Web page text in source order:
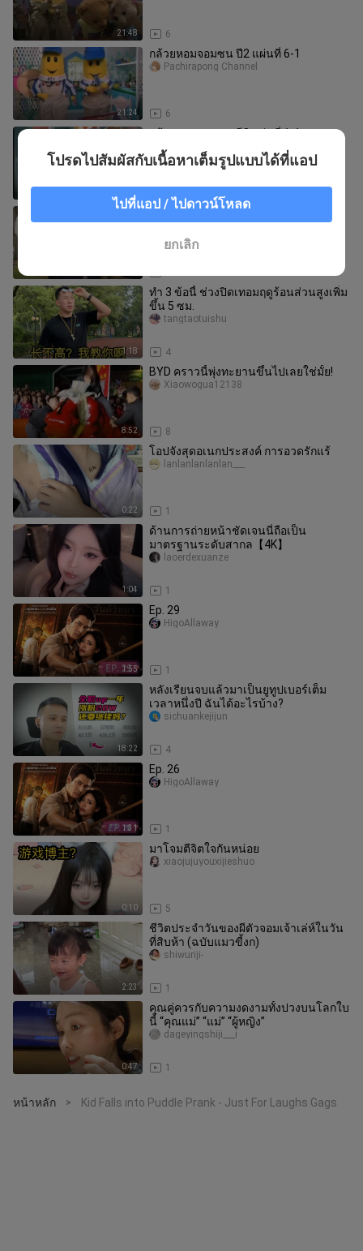
21:48 6
21:24
กล้วยหอมจอมซน ปี2 แผ่นที่ 6-1
6
Pachirapong Channel
กล้วยหอมจอมซน ปี2 แผ่นที่ 1-1
【โล่เล็ก หมวกนิรภัย】กำลังโหลดวิดีโอ
รีบมาเช็กของขวัญสุดพิเศษกันเลย!
dunxiaoduntoukui
1:18
ทำ 3 ข้อนี้ ช่วงปิดเทอมฤดูร้อนส่วนสูงเพิ่ม
ขึ้น 5 ซม.
4
tangtaotuishu
8:52
BYD คราวนี้พุ่งทะยานขึ้นไปเลยใช่มั้ย!
8
Xiaowogua12138
0:22
โอปจังสุดอเนกประสงค์ การอวดรักแร้
1
lanlanlanlanlan___
1:04
ด้านการถ่ายหน้าชัดเจนนี่ถือเป็น
มาตรฐานระดับสากล【4K】
1
laoerdexuanze
1:55
Ep. 29
1
HigoAllaway
18:22
หลังเรียนจบแล้วมาเป็นยูทูปเบอร์เต็ม
เวลาหนึ่งปี ฉันได้อะไรบ้าง?
4
sichuankejijun
1:31
Ep. 26
1
HigoAllaway
0:10
มาโจมตีจิตใจกันหน่อย
5
xiaojujuyouxijieshuo
2:23
ชีวิตประจำวันของผีตัวจอมเจ้าเล่ห์ในวัน
ที่สิบห้า (ฉบับแมวขี้งก)
1
shiwuriji-
0:47
คุณคู่ควรกับความงดงามทั้งปวงบนโลกใบ
นี้ “คุณแม่” “แม่” “ผู้หญิง”
1
dageyingshiji___i
หน้าหลัก > Kid Falls into Puddle Prank - Just For Laughs Gags
โปรดไปสัมผัสกับเนื้อหาเต็มรูปแบบได้ที่แอป
ไปที่แอป / ไปดาวน์โหลด
ยกเลิก